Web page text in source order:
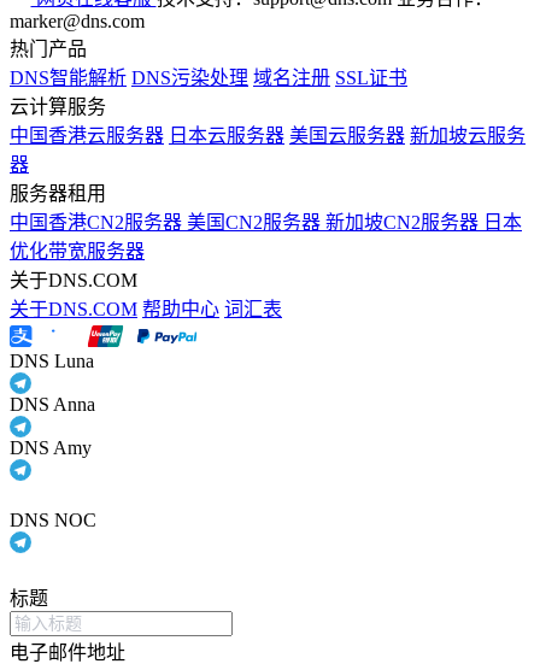
marker@dns.com
热门产品
DNS智能解析 DNS污染处理 域名注册 SSL证书
云计算服务
中国香港云服务器 日本云服务器 美国云服务器 新加坡云服务
器
服务器租用
中国香港CN2服务器 美国CN2服务器 新加坡CN2服务器 日本
优化带宽服务器
关于DNS.COM
关于DNS.COM 帮助中心 词汇表
DNS Luna
DNS Anna
DNS Amy
DNS NOC
标题
电子邮件地址